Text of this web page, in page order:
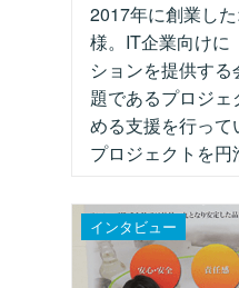
2017年に創業し
様。IT企業向けに
ションを提供す
題であるプロジ
める支援を行って
プロジェクトを
インタビュー